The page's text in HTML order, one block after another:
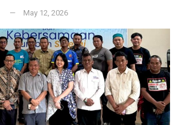
May 12, 2026